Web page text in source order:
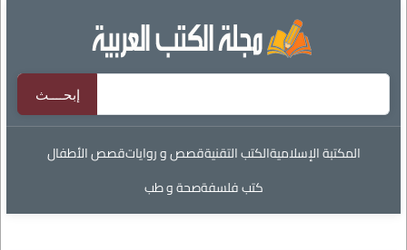
المكتبة الإسلاميةالكتب التقنيةقصص و رواياتقصص الأطفال
كتب فلسفةصحة و طب